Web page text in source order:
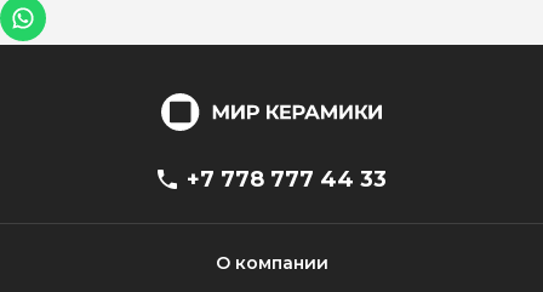
+7 778 777 44 33
О компании